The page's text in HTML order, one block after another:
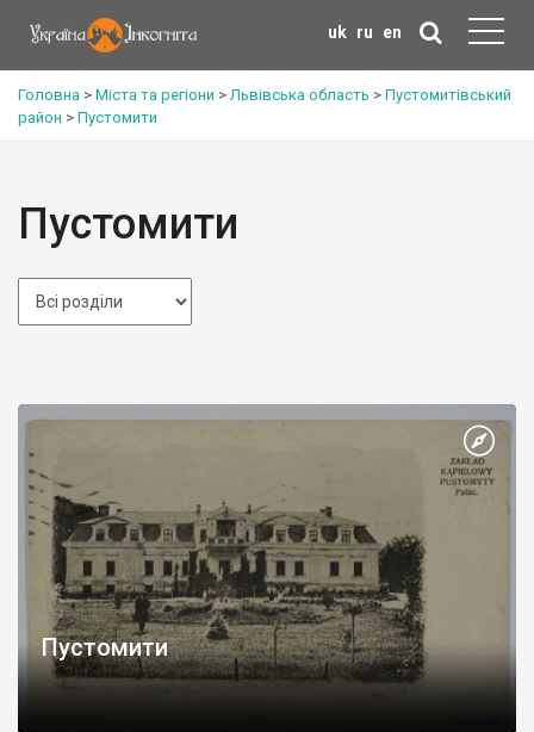
uk ru en
Головна > Міста та регіони >Львівська область > Пустомитівський
район > Пустомити
Пустомити
Пустомити